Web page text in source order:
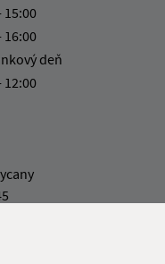
15:00
16:00
deň
12:00